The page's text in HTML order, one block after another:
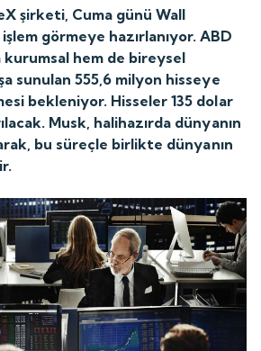
şirketi, Cuma günü Wall
görmeye hazırlanıyor. ABD
kurumsal hem de bireysel
sunulan 555,6 milyon hisseye
bekleniyor. Hisseler 135 dolar
Musk, halihazırda dünyanın
bu süreçle birlikte dünyanın